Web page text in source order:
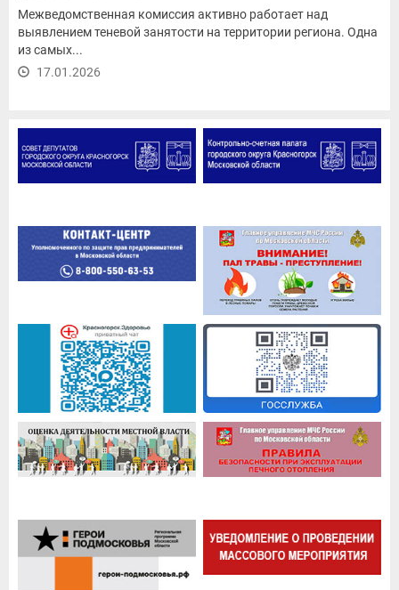
Межведомственная комиссия активно работает над
выявлением теневой занятости на территории региона. Одна
из самых...
17.01.2026